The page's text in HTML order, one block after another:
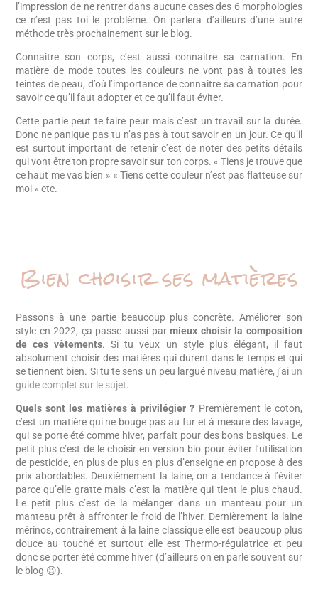
l’impression de ne rentrer dans aucune cases des 6 morphologies
ce n’est pas toi le problème. On parlera d’ailleurs d’une autre
méthode très prochainement sur le blog.
Connaitre son corps, c’est aussi connaitre sa carnation. En
matière de mode toutes les couleurs ne vont pas à toutes les
teintes de peau, d’où l’importance de connaitre sa carnation pour
savoir ce qu’il faut adopter et ce qu’il faut éviter.
Cette partie peut te faire peur mais c’est un travail sur la durée.
Donc ne panique pas tu n’as pas à tout savoir en un jour. Ce qu’il
est surtout important de retenir c’est de noter des petits détails
qui vont être ton propre savoir sur ton corps. « Tiens je trouve que
ce haut me vas bien » « Tiens cette couleur n’est pas flatteuse sur
moi » etc.
Bien choisir ses matières
Passons à une partie beaucoup plus concrète. Améliorer son
style en 2022, ça passe aussi parmieux choisir la composition
de ces vêtements. Si tu veux un style plus élégant, il faut
absolument choisir des matières qui durent dans le temps et qui
se tiennent bien. Si tu te sens un peu largué niveau matière, j’ai un
guide complet sur le sujet.
Quels sont les matières à privilégier ? Premièrement le coton,
c’est un matière qui ne bouge pas au fur et à mesure des lavage,
qui se porte été comme hiver, parfait pour des bons basiques. Le
petit plus c’est de le choisir en version bio pour éviter l’utilisation
de pesticide, en plus de plus en plus d’enseigne en propose à des
prix abordables. Deuxièmement la laine, on a tendance à l’éviter
parce qu’elle gratte mais c’est la matière qui tient le plus chaud.
Le petit plus c’est de la mélanger dans un manteau pour un
manteau prêt à affronter le froid de l’hiver. Dernièrement la laine
mérinos, contrairement à la laine classique elle est beaucoup plus
douce au touché et surtout elle est Thermo-régulatrice et peu
donc se porter été comme hiver (d’ailleurs on en parle souvent sur
le blog 😉).